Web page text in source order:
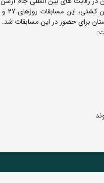
برای حضور در این مسابقات شد.